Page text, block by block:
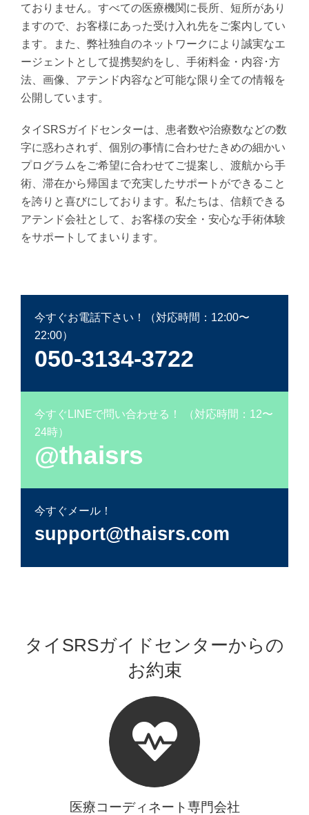
ておりません。すべての医療機関に長所、短所があり
ますので、お客様にあった受け入れ先をご案内してい
ます。また、弊社独自のネットワークにより誠実なエ
ージェントとして提携契約をし、手術料金・内容･方
法、画像、アテンド内容など可能な限り全ての情報を
公開しています。
タイSRSガイドセンターは、患者数や治療数などの数
字に惑わされず、個別の事情に合わせたきめの細かい
プログラムをご希望に合わせてご提案し、渡航から手
術、滞在から帰国まで充実したサポートができること
を誇りと喜びにしております。私たちは、信頼できる
アテンド会社として、お客様の安全・安心な手術体験
をサポートしてまいります。
今すぐお電話下さい！（対応時間：12:00〜
22:00）
050-3134-3722
今すぐLINEで問い合わせる！ （対応時間：12〜
24時）
@thaisrs
今すぐメール！
support@thaisrs.com
タイSRSガイドセンターからの
お約束
医療コーディネート専門会社